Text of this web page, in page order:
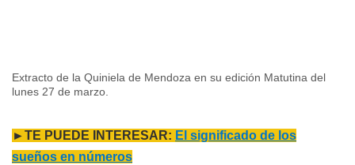
Extracto de la Quiniela de Mendoza en su edición Matutina del
lunes 27 de marzo.
►TE PUEDE INTERESAR: El significado de los
sueños en números